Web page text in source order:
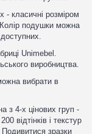
- класичні розміром
подушки можна
Unimebel.
виробництва.
вибрати в
з 4-х цінових груп -
відтінків і текстур
зразки